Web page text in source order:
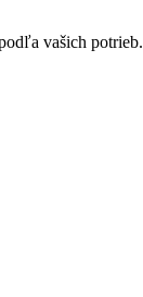
vašich potrieb.